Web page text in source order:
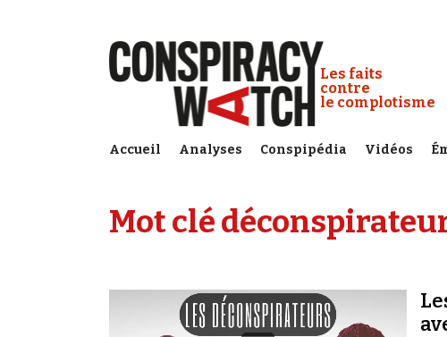
Conspiracy Watch
Les faits
contre
le complotisme
Accueil Analyses Conspipédia Vidéos
Mot clé